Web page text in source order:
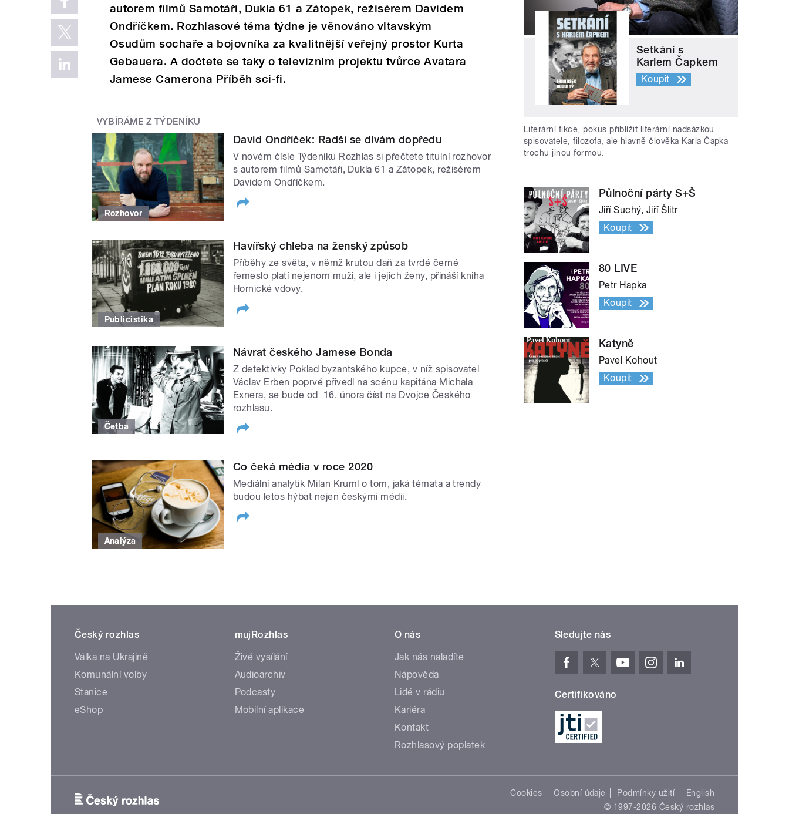
autorem filmů Samotáři, Dukla 61 a Zátopek, režisérem Davidem
Ondříčkem. Rozhlasové téma týdne je věnováno vltavským
Osudům sochaře a bojovníka za kvalitnější veřejný prostor Kurta
Gebauera. A dočtete se taky o televizním projektu tvůrce Avatara
Jamese Camerona Příběh sci-fi.
VYBÍRÁME Z TÝDENÍKU
Rozhovor
David Ondříček: Radši se dívám dopředu
V novém čísle Týdeníku Rozhlas si přečtete titulní rozhovor
s autorem filmů Samotáři, Dukla 61 a Zátopek, režisérem
Davidem Ondříčkem.
Publicistika
Havířský chleba na ženský způsob
Příběhy ze světa, v němž krutou daň za tvrdé černé
řemeslo platí nejenom muži, ale i jejich ženy, přináší kniha
Hornické vdovy.
Četba
Návrat českého Jamese Bonda
Z detektivky Poklad byzantského kupce, v níž spisovatel
Václav Erben poprvé přivedl na scénu kapitána Michala
Exnera, se bude od 16. února číst na Dvojce Českého
rozhlasu.
Analýza
Co čeká média v roce 2020
Mediální analytik Milan Kruml o tom, jaká témata a trendy
budou letos hýbat nejen českými médii.
Setkání s
Karlem Čapkem
Koupit
Literární fikce, pokus přiblížit literární nadsázkou
spisovatele, filozofa, ale hlavně člověka Karla Čapka
trochu jinou formou.
Půlnoční párty S+Š
Jiří Suchý, Jiří Šlitr
Koupit
80 LIVE
Petr Hapka
Koupit
Katyně
Pavel Kohout
Koupit
Český rozhlas
Válka na Ukrajině
Komunální volby
Stanice
eShop
mujRozhlas
Živé vysílání
Audioarchiv
Podcasty
Mobilní aplikace
O nás
Jak nás naladíte
Nápověda
Lidé v rádiu
Kariéra
Kontakt
Rozhlasový poplatek
Sledujte nás
Certifikováno
Cookies Osobní údaje Podmínky užití
English
© 1997-2026 Český rozhlas